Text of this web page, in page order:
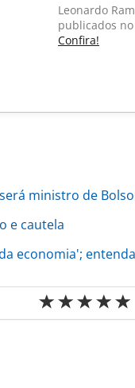
Leonardo
publicados no
Confira!
ministro de
e cautela
economia'; entenda